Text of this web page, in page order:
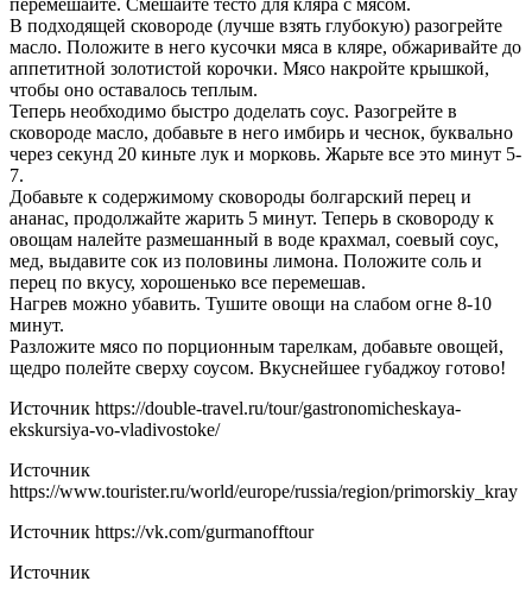
В подходящей сковороде (лучше взять глубокую) разогрейте
масло. Положите в него кусочки мяса в кляре, обжаривайте до
аппетитной золотистой корочки. Мясо накройте крышкой,
чтобы оно оставалось теплым.
Теперь необходимо быстро доделать соус. Разогрейте в
сковороде масло, добавьте в него имбирь и чеснок, буквально
через секунд 20 киньте лук и морковь. Жарьте все это минут 5-
7.
Добавьте к содержимому сковороды болгарский перец и
ананас, продолжайте жарить 5 минут. Теперь в сковороду к
овощам налейте размешанный в воде крахмал, соевый соус,
мед, выдавите сок из половины лимона. Положите соль и
перец по вкусу, хорошенько все перемешав.
Нагрев можно убавить. Тушите овощи на слабом огне 8-10
минут.
Разложите мясо по порционным тарелкам, добавьте овощей,
щедро полейте сверху соусом. Вкуснейшее губаджоу готово!
Источник https://double-travel.ru/tour/gastronomicheskaya-
ekskursiya-vo-vladivostoke/
Источник
https://www.tourister.ru/world/europe/russia/region/primorskiy_kray
Источник https://vk.com/gurmanofftour
Источник